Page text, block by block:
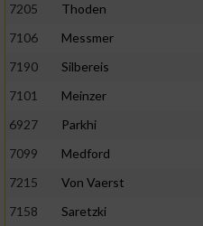
7205
Thoden
7106
Messmer
7190
Silbereis
7101
Meinzer
6927
Parkhi
7099
Medford
7215
Von Vaerst
7158
Saretzki
Verwendung reduzierter
IAB-Besonderheiten:
Verwendung genauer
Geräte anhand von aktiv
Informationen identifizieren